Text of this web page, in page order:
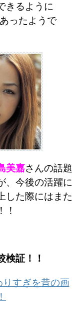
きるように
ったようで
美嘉さんの話題
、今後の活躍に
した際にはまた
！
検証！！
すぎを昔の画